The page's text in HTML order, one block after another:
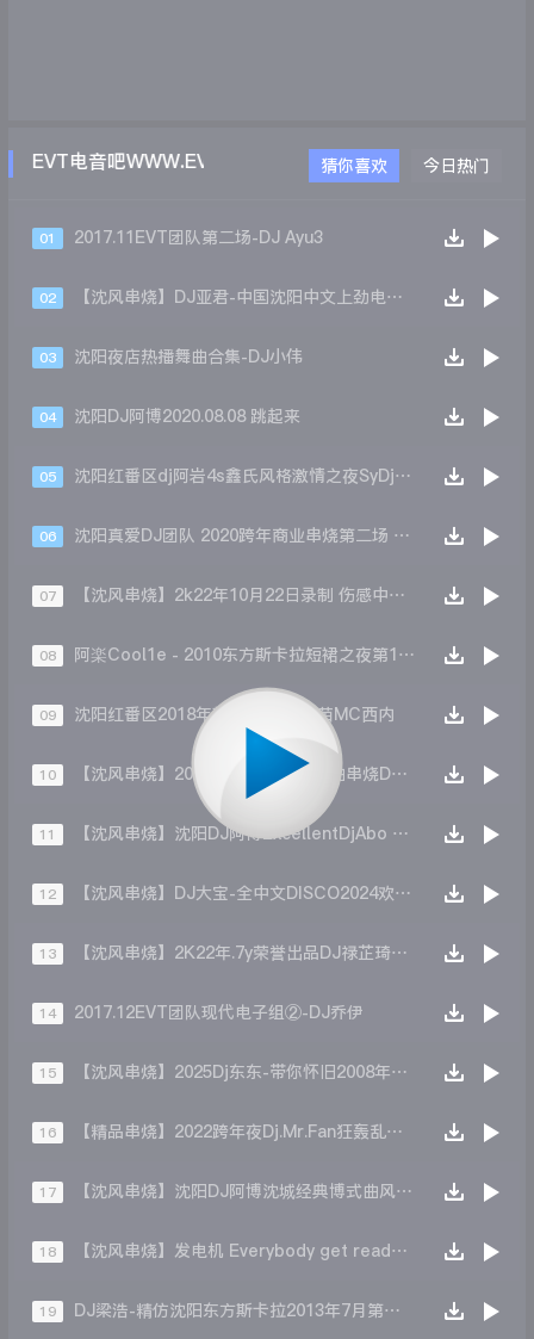
EVT电音吧WWW.EVTDJ.COM 猜你喜欢 今日热门
01 2017.11EVT团队第二场-DJ Ayu3
02 【沈风串烧】DJ亚君-中国沈阳中文上劲电磁大风暴ElectronicS慢摇大碟
03 沈阳夜店热播舞曲合集-DJ小伟
04 沈阳DJ阿博2020.08.08 跳起来
05 沈阳红番区dj阿岩4s鑫氏风格激情之夜SyDj鑫鑫
06 沈阳真爱DJ团队 2020跨年商业串烧第二场 - DJ Jony
07 【沈风串烧】2k22年10月22日录制 伤感中文专辑-新民DJ小宇
08 阿楽Cool1e - 2010东方斯卡拉短裙之夜第1场Dj.Nangel(原音重现)
09 沈阳红番区2018年新年现场DJ小苗MC西内
10 【沈风串烧】2023沈城迪吧新年舞曲串烧DJ顺子
11 【沈风串烧】沈阳DJ阿博ExcellentDjAbo 大宝大宝你最美.mp3
12 【沈风串烧】DJ大宝-全中文DISCO2024欢度国庆老王经典重低音MUSIC慢摇大碟
13 【沈风串烧】2K22年.7y荣誉出品DJ禄芷琦舞曲专辑大碟 - Dj.阿帅
14 2017.12EVT团队现代电子组②-DJ乔伊
15 【沈风串烧】2025Dj东东-带你怀旧2008年复古东式风格主打
16 【精品串烧】2022跨年夜Dj.Mr.Fan狂轰乱炸硬核Hardstyle颗粒
17 【沈风串烧】沈阳DJ阿博沈城经典博式曲风01ExcellentDjAbo
18 【沈风串烧】发电机 Everybody get ready2022 - Dj小昊VastL
19 DJ梁浩-精仿沈阳东方斯卡拉2013年7月第三场泰龙现场